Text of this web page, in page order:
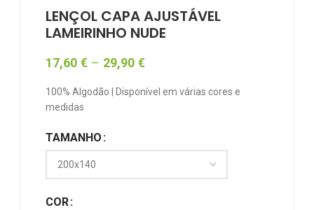
LENÇOL CAPA AJUSTÁVEL
LAMEIRINHO NUDE
17,60 € – 29,90 €
100% Algodão | Disponível em várias cores e
medidas
TAMANHO
COR